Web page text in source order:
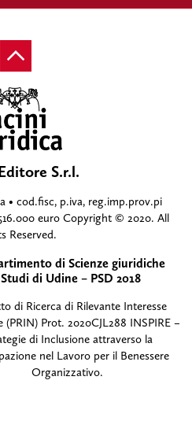
S.r.l.
• cod.fisc, p.iva, reg.imp.prov.pi
euro Copyright © 2020. All
Reserved.
di Scienze giuridiche
di Udine – PSD 2018
di Ricerca di Rilevante Interesse
(PRIN) Prot. 2020CJL288 INSPIRE –
di Inclusione attraverso la
nel Lavoro per il Benessere
Organizzativo.